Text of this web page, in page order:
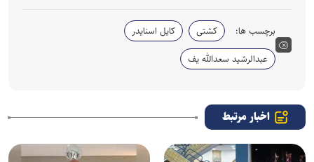
برچسب ها: کشتی
کایل اسنایدر
عبدالرشید سعدالله یف
اخبار مرتبط